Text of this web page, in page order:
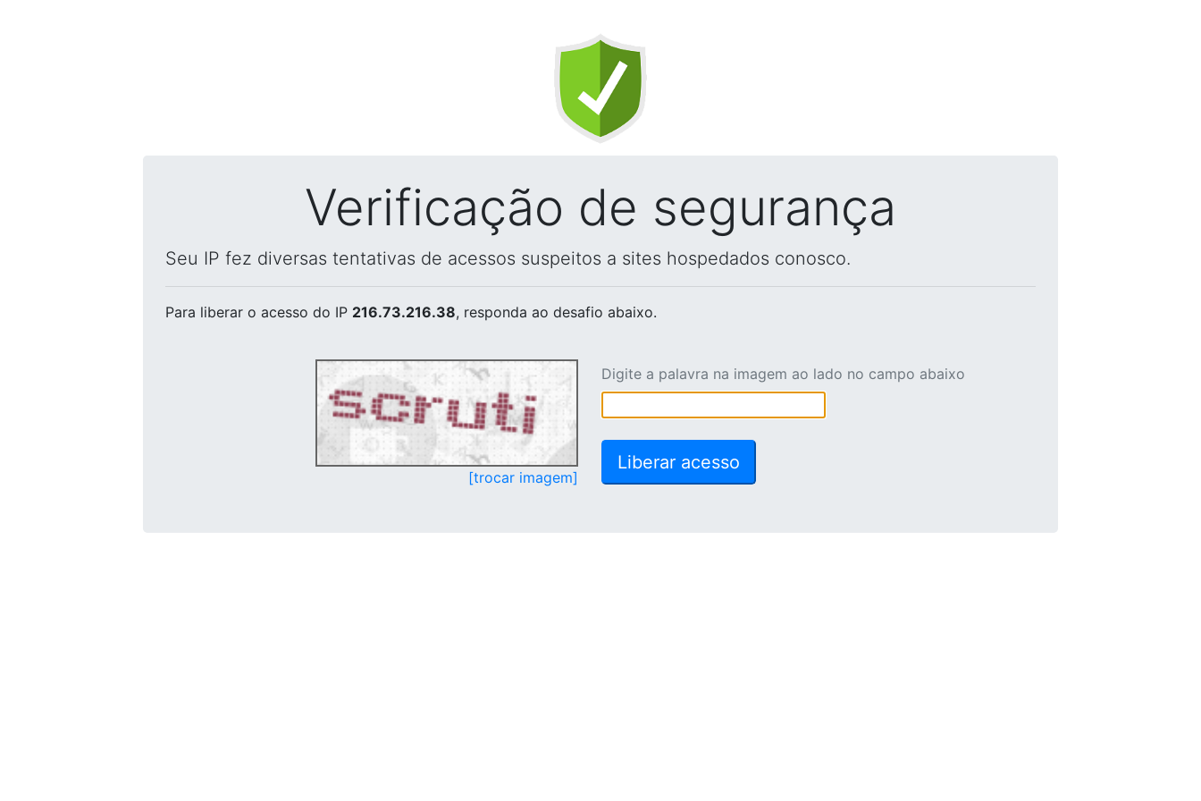
Verificação de segurança
Seu IP fez diversas tentativas de acessos suspeitos a sites hospedados conosco.
Para liberar o acesso do IP 216.73.216.38, responda ao desafio abaixo.
[trocar imagem]
Digite a palavra na imagem ao lado no campo abaixo